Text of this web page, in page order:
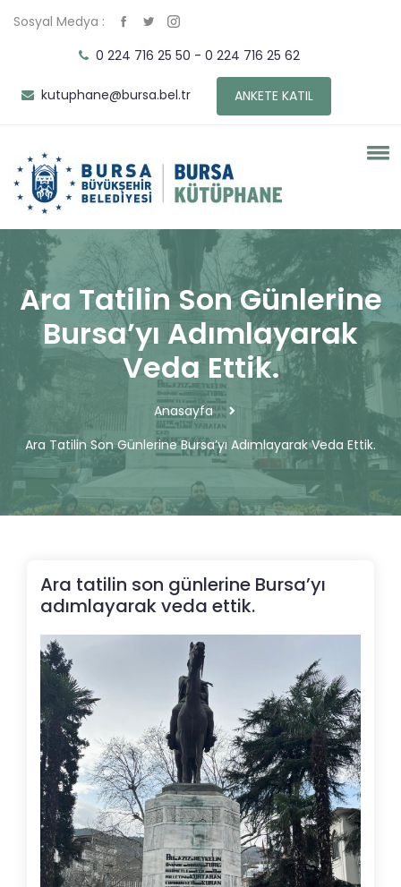
Sosyal Medya :
0 224 716 25 50 - 0 224 716 25 62
kutuphane@bursa.bel.tr ANKETE KATIL
Ara Tatilin Son Günlerine
Bursa’yı Adımlayarak
Veda Ettik.
Anasayfa
Ara Tatilin Son Günlerine Bursa’yı Adımlayarak Veda Ettik.
Ara tatilin son günlerine Bursa’yı
adımlayarak veda ettik.